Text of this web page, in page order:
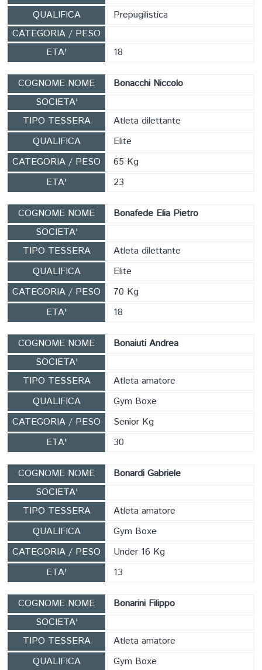
QUALIFICA
Prepugilistica
CATEGORIA / PESO
ETA'
18
COGNOME NOME
Bonacchi Niccolo
SOCIETA'
TIPO TESSERA
Atleta dilettante
QUALIFICA
Elite
CATEGORIA / PESO
65 Kg
ETA'
23
COGNOME NOME
Bonafede Elia Pietro
SOCIETA'
TIPO TESSERA
Atleta dilettante
QUALIFICA
Elite
CATEGORIA / PESO
70 Kg
ETA'
18
COGNOME NOME
Bonaiuti Andrea
SOCIETA'
TIPO TESSERA
Atleta amatore
QUALIFICA
Gym Boxe
CATEGORIA / PESO
Senior Kg
ETA'
30
COGNOME NOME
Bonardi Gabriele
SOCIETA'
TIPO TESSERA
Atleta amatore
QUALIFICA
Gym Boxe
CATEGORIA / PESO
Under 16 Kg
ETA'
13
COGNOME NOME
Bonarini Filippo
SOCIETA'
TIPO TESSERA
Atleta amatore
QUALIFICA
Gym Boxe